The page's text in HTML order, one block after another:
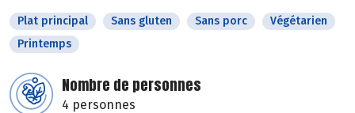
Plat principal Sans gluten Sans porc
Végétarien
Printemps
Nombre de personnes
4 personnes